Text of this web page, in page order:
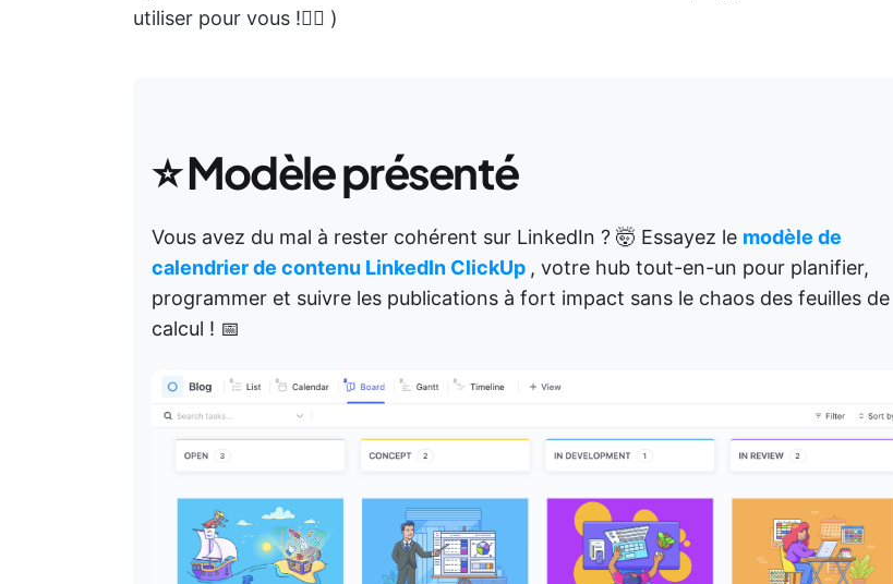
utiliser pour vous !👇🏼 )
⭐Modèle présenté
Vous avez du mal à rester cohérent sur LinkedIn ? 🤯 Essayez le modèle de
calendrier de contenu LinkedIn ClickUp , votre hub tout-en-un pour planifier,
programmer et suivre les publications à fort impact sans le chaos des feuilles de
calcul ! 📅